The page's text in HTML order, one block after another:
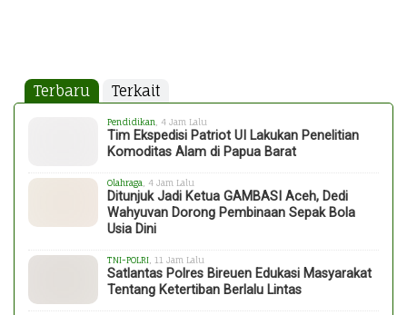
Terbaru Terkait
Pendidikan, 4 Jam Lalu
Tim Ekspedisi Patriot UI Lakukan Penelitian
Komoditas Alam di Papua Barat
Olahraga, 4 Jam Lalu
Ditunjuk Jadi Ketua GAMBASI Aceh, Dedi
Wahyuvan Dorong Pembinaan Sepak Bola
Usia Dini
TNI-POLRI, 11 Jam Lalu
Satlantas Polres Bireuen Edukasi Masyarakat
Tentang Ketertiban Berlalu Lintas